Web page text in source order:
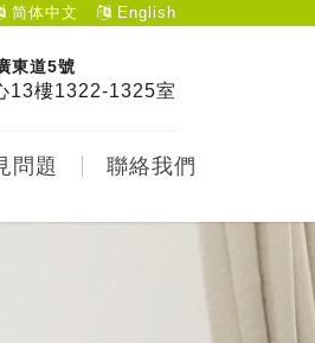
简体中文 English
東道5號
13樓1322-1325室
問題 聯絡我們